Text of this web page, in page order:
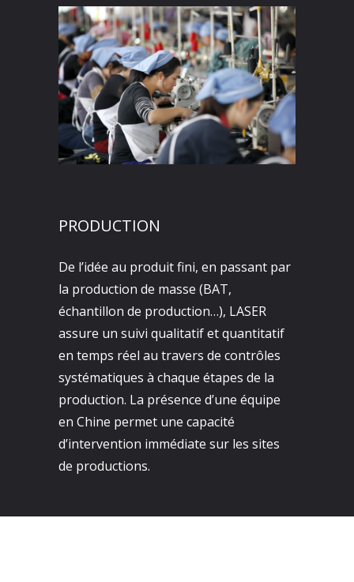
PRODUCTION
De l’idée au produit fini, en passant par
la production de masse (BAT,
échantillon de production…), LASER
assure un suivi qualitatif et quantitatif
en temps réel au travers de contrôles
systématiques à chaque étapes de la
production. La présence d’une équipe
en Chine permet une capacité
d’intervention immédiate sur les sites
de productions.